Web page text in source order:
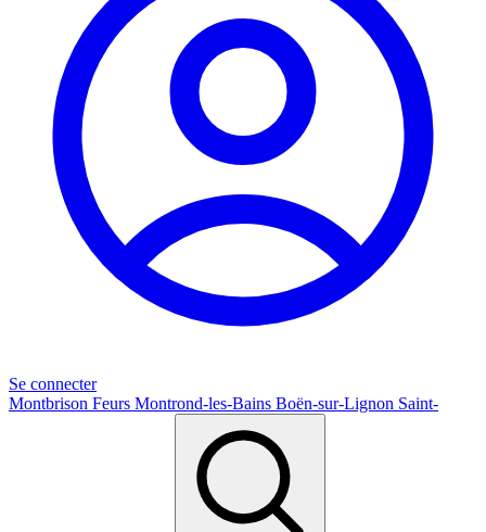
Se connecter
Montbrison Feurs Montrond-les-Bains Boën-sur-Lignon Saint-